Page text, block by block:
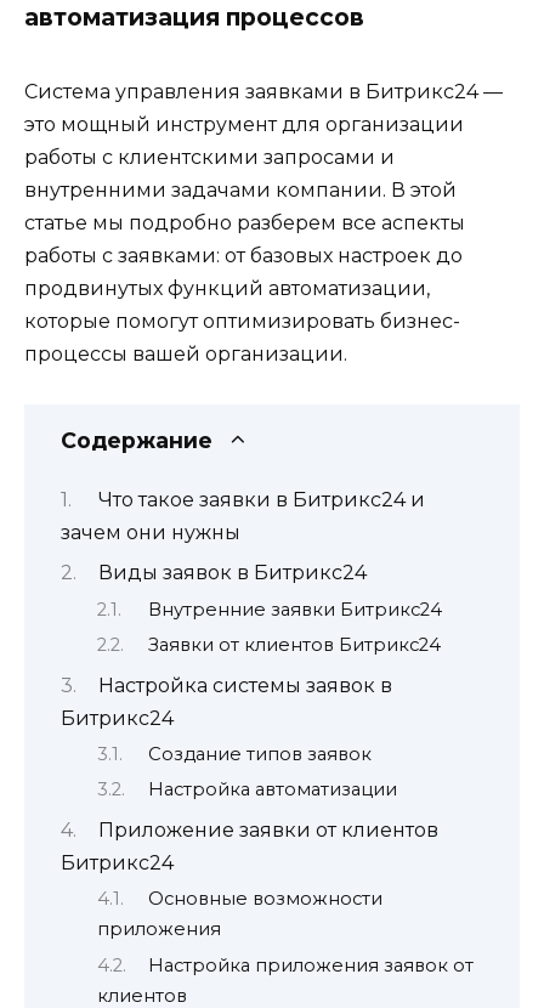
автоматизация процессов
Система управления заявками в Битрикс24 —
это мощный инструмент для организации
работы с клиентскими запросами и
внутренними задачами компании. В этой
статье мы подробно разберем все аспекты
работы с заявками: от базовых настроек до
продвинутых функций автоматизации,
которые помогут оптимизировать бизнес-
процессы вашей организации.
Содержание
Что такое заявки в Битрикс24 и
зачем они нужны
Виды заявок в Битрикс24
Внутренние заявки Битрикс24
Заявки от клиентов Битрикс24
Настройка системы заявок в
Битрикс24
Создание типов заявок
Настройка автоматизации
Приложение заявки от клиентов
Битрикс24
Основные возможности
приложения
Настройка приложения заявок от
клиентов